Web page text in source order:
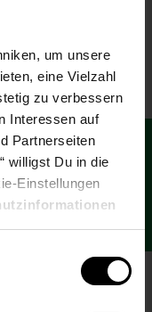
um unsere
eine Vielzahl
zu verbessern
Interessen auf
Partnerseiten
willigst Du in die
Einstellungen
15
Gutschein